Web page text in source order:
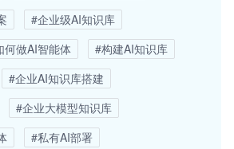
#企业级AI知识库
何做AI智能体
#构建AI知识库
#企业AI知识库搭建
#企业大模型知识库
#私有AI部署